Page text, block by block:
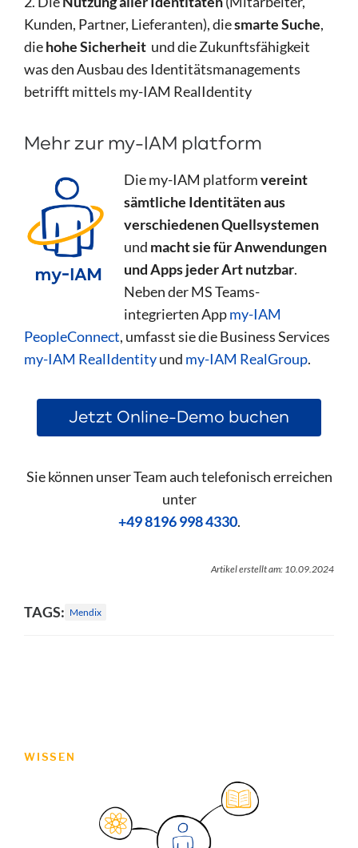
Kunden, Partner, Lieferanten), diesmarte Suche,
diehohe Sicherheit und die Zukunftsfähigkeit
was den Ausbau des Identitätsmanagements
betrifft mittels my-IAM RealIdentity
Mehr zur my-IAM platform
Die my-IAM platformvereint
sämtliche Identitäten aus
verschiedenen Quellsystemen
und macht sie für Anwendungen
und Apps jeder Art nutzbar.
Neben der MS Teams-
integrierten Appmy-IAM
PeopleConnect, umfasst sie die Business Services
my-IAM RealIdentityund my-IAM RealGroup.
Jetzt Online-Demo buchen
Sie können unser Team auch telefonisch erreichen
unter
+49 8196 998 4330.
Artikel erstellt am: 10.09.2024
TAGS: Mendix
WISSEN